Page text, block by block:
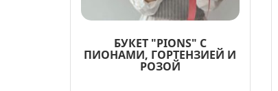
БУКЕТ "PIONS" С
ПИОНАМИ, ГОРТЕНЗИЕЙ И
РОЗОЙ